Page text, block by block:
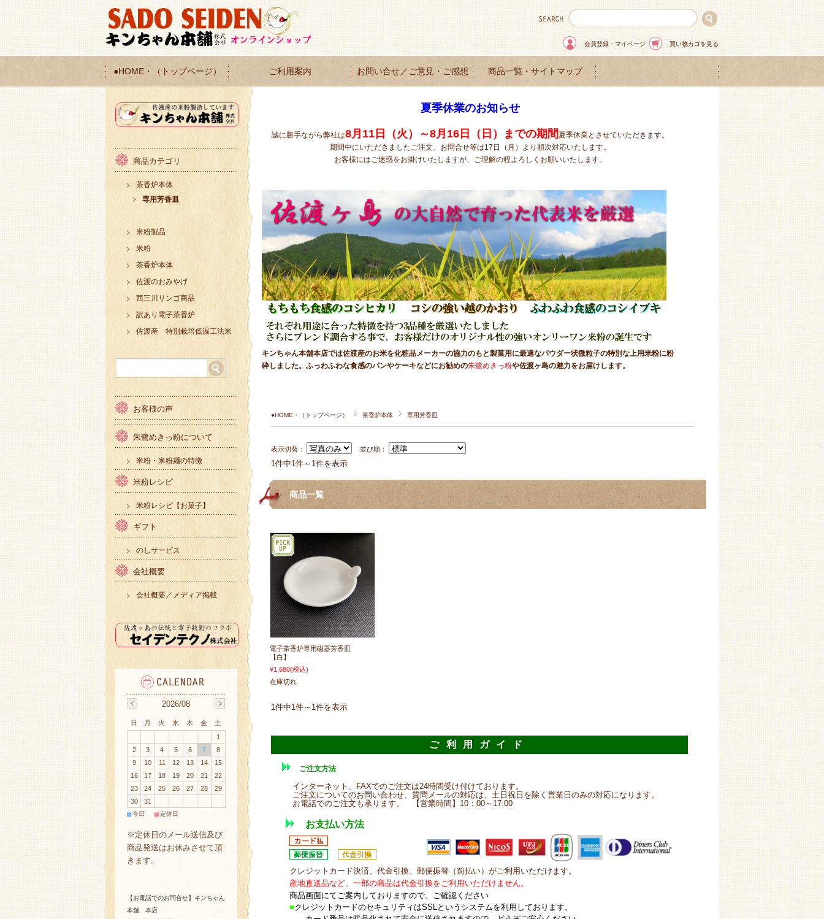
会員登録・マイページ 買い物カゴを見る
●HOME・（トップページ） ご利用案内 お問い合せ／ご意見・ご感想 商品一覧・サイトマップ
夏季休業のお知らせ
誠に勝手ながら弊社は8月11日（火）～8月16日（日）までの期間夏季休業とさせていただきます。
期間中にいただきましたご注文、お問合せ等は17日（月）より順次対応いたします。
お客様にはご迷惑をお掛けいたしますが、ご理解の程よろしくお願いいたします。
キンちゃん本舗本店では佐渡産のお米を化粧品メーカーの協力のもと製菓用に最適なパウダー状微粒子の特別な上用米粉に粉
砕しました。ふっわふわな食感のパンやケーキなどにお勧めの朱鷺めきっ粉や佐渡ヶ島の魅力をお届けします。
●HOME・（トップページ） 茶香炉本体 専用芳香皿
表示切替： 並び順：
1件中1件～1件を表示
商品一覧
電子茶香炉専用磁器芳香皿
【白】
¥1,680(税込)
在庫切れ
1件中1件～1件を表示
ご利用ガイド
ご注文方法
インターネット、FAXでのご注文は24時間受け付けております。
ご注文についてのお問い合わせ、質問メールの対応は、土日祝日を除く営業日のみの対応になります。
お電話でのご注文も承ります。 【営業時間】10：00～17:00
お支払い方法
クレジットカード決済、代金引換、郵便振替（前払い）がご利用いただけます。
産地直送品など、一部の商品は代金引換をご利用いただけません。
商品画面にてご案内しておりますので、ご確認ください
■クレジットカードのセキュリティはSSLというシステムを利用しております。
商品カテゴリ
茶香炉本体
専用芳香皿
米粉製品
米粉
茶香炉本体
佐渡のおみやげ
西三川リンゴ商品
訳あり電子茶香炉
佐渡産 特別栽培低温工法米
お客様の声
朱鷺めきっ粉について
米粉・米粉麺の特徴
米粉レシピ
米粉レシピ【お菓子】
ギフト
のしサービス
会社概要
会社概要／メディア掲載
2026/08
日 月 火 水 木 金
土
1
2
3 4 5 6 7
8
9
10 11 12 13 14
15
16
17 18 19 20 21
22
23
24 25 26 27 28
29
30
31
■今日 ■定休日
※定休日のメール送信及び
商品発送はお休みさせて頂
きます。
【お電話でのお問合せ】キンちゃん
本舗 本店